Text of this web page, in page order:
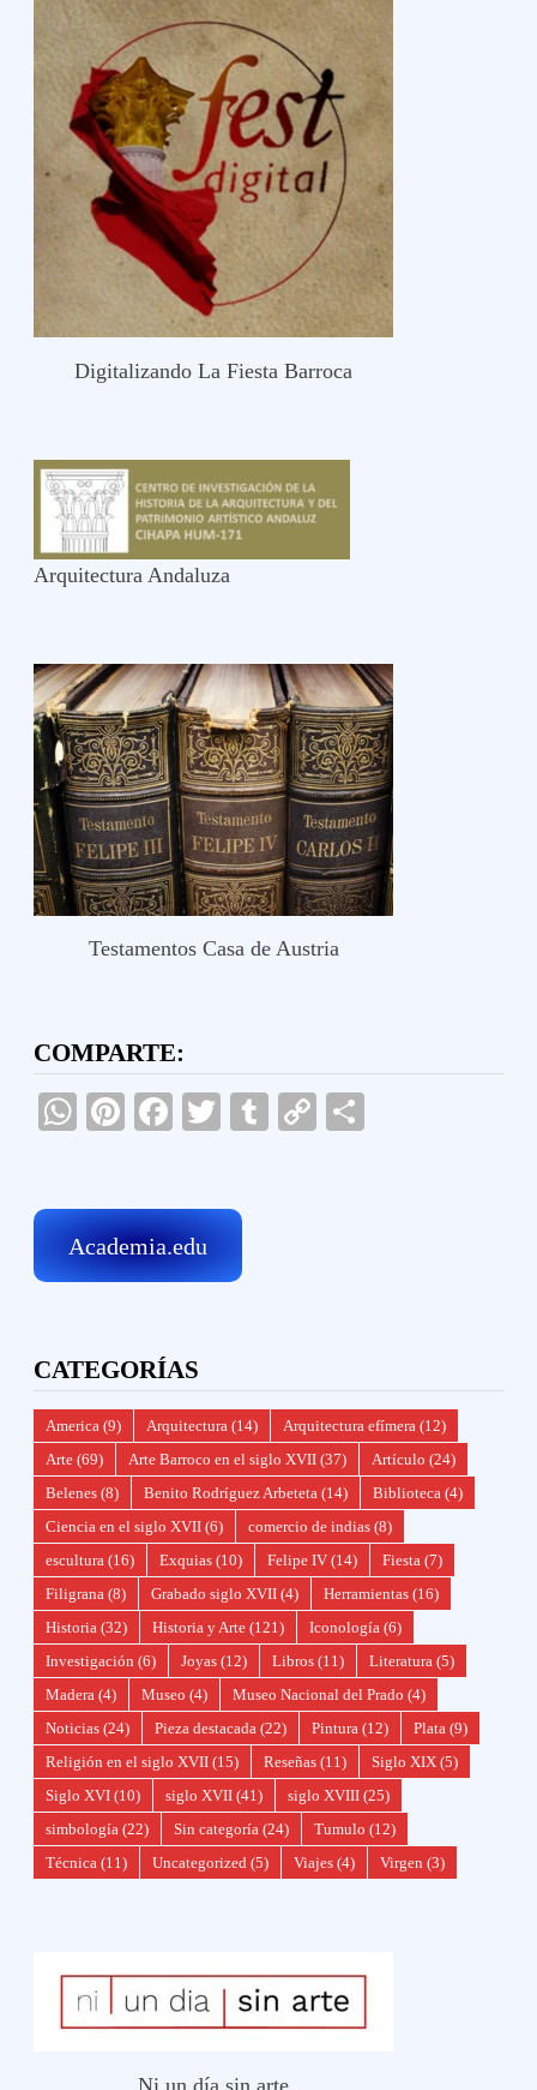
Digitalizando La Fiesta Barroca
Arquitectura Andaluza
Testamentos Casa de Austria
COMPARTE:
WhatsApp
Pinterest
Facebook
TwitterTumblr
Copy
Academia.edu
CATEGORÍAS
America (9) Arquitectura (14) Arquitectura efímera (12)
Arte (69) Arte Barroco en el siglo XVII (37) Artículo (24)
Belenes (8) Benito Rodríguez Arbeteta (14) Biblioteca (4)
Ciencia en el siglo XVII (6) comercio de indias (8)
escultura (16) Exquias (10) Felipe IV (14) Fiesta (7)
Filigrana (8) Grabado siglo XVII (4) Herramientas (16)
Historia (32) Historia y Arte (121) Iconología (6)
Investigación (6) Joyas (12) Libros (11) Literatura (5)
Madera (4) Museo (4) Museo Nacional del Prado (4)
Noticias (24) Pieza destacada (22) Pintura (12) Plata (9)
Religión en el siglo XVII (15) Reseñas (11) Siglo XIX (5)
Siglo XVI (10) siglo XVII (41) siglo XVIII (25)
simbología (22) Sin categoría (24) Tumulo (12)
Técnica (11) Uncategorized (5) Viajes (4) Virgen (3)
Ni un día sin arte